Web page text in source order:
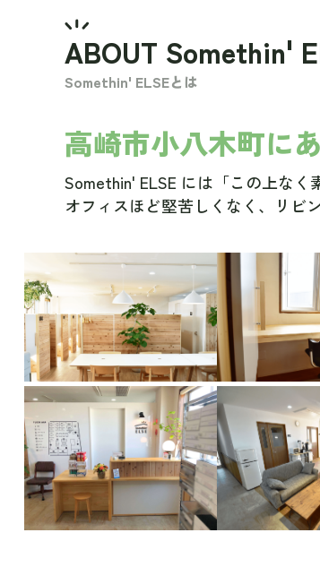
ABOUT Somethin'
Somethin' ELSEとは
高崎市小八木町に
Somethin' ELSE には「この上なく
オフィスほど堅苦しくなく、リビ